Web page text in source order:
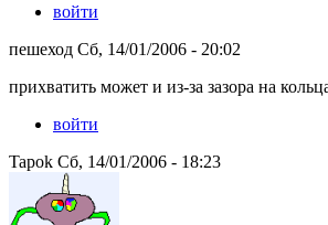
войти
пешеход Сб, 14/01/2006 - 20:02
прихватить может и из-за зазора на
войти
Tapok Сб, 14/01/2006 - 18:23